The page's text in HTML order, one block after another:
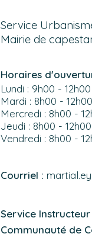
Service
Mairie de
Horaires
Lundi : 9h00 -
Mardi : 8h00 -
Mercredi : 8h00 -
Jeudi : 8h00 -
Vendredi : 8h00 -
Courriel :
Service Instructeur
Communauté de